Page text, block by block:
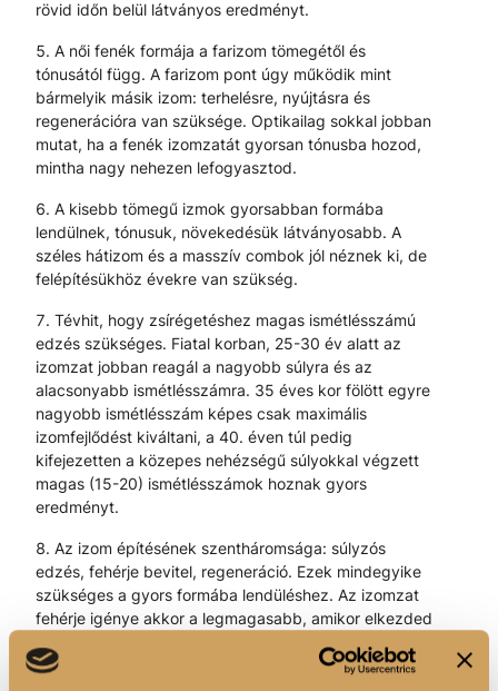
rövid időn belül látványos eredményt.
A női fenék formája a farizom tömegétől és
tónusától függ. A farizom pont úgy működik mint
bármelyik másik izom: terhelésre, nyújtásra és
regenerációra van szüksége. Optikailag sokkal jobban
mutat, ha a fenék izomzatát gyorsan tónusba hozod,
mintha nagy nehezen lefogyasztod.
A kisebb tömegű izmok gyorsabban formába
lendülnek, tónusuk, növekedésük látványosabb. A
széles hátizom és a masszív combok jól néznek ki, de
felépítésükhöz évekre van szükség.
Tévhit, hogy zsírégetéshez magas ismétlésszámú
edzés szükséges. Fiatal korban, 25-30 év alatt az
izomzat jobban reagál a nagyobb súlyra és az
alacsonyabb ismétlésszámra. 35 éves kor fölött egyre
nagyobb ismétlésszám képes csak maximális
izomfejlődést kiváltani, a 40. éven túl pedig
kifejezetten a közepes nehézségű súlyokkal végzett
magas (15-20) ismétlésszámok hoznak gyors
eredményt.
Az izom építésének szentháromsága: súlyzós
edzés, fehérje bevitel, regeneráció. Ezek mindegyike
szükséges a gyors formába lendüléshez. Az izomzat
fehérje igénye akkor a legmagasabb, amikor elkezded
amikor növeled a terhelést. Ha korábban nem igazán